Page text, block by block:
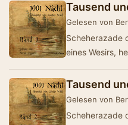
Tausend
Gelesen von
Scheherazade
eines Wesirs,
Tausend
Gelesen von
Scheherazade